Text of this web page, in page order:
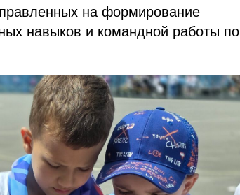
на формирование
навыков и командной работы по